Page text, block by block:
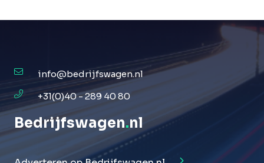
info@bedrijfswagen.nl
+31(0)40 - 289 40 80
Bedrijfswagen.nl